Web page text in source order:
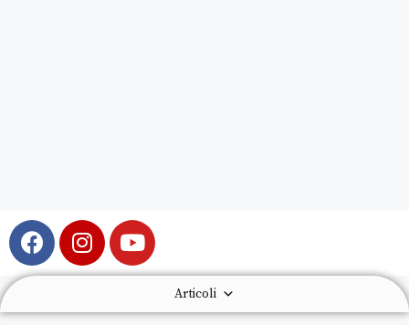
Articoli